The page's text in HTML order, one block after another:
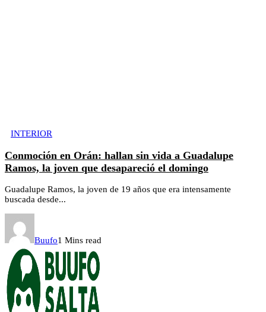
INTERIOR
Conmoción en Orán: hallan sin vida a Guadalupe
Ramos, la joven que desapareció el domingo
Guadalupe Ramos, la joven de 19 años que era intensamente
buscada desde...
Buufo1 Mins read